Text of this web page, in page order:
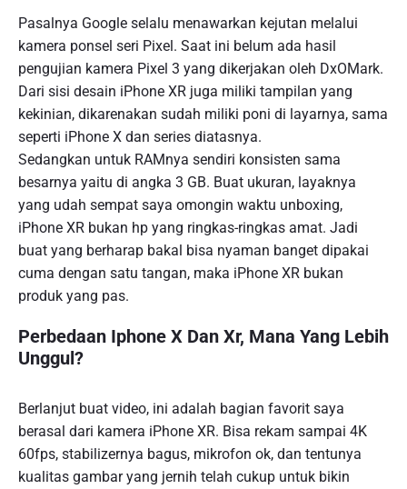
Pasalnya Google selalu menawarkan kejutan melalui
kamera ponsel seri Pixel. Saat ini belum ada hasil
pengujian kamera Pixel 3 yang dikerjakan oleh DxOMark.
Dari sisi desain iPhone XR juga miliki tampilan yang
kekinian, dikarenakan sudah miliki poni di layarnya, sama
seperti iPhone X dan series diatasnya.
Sedangkan untuk RAMnya sendiri konsisten sama
besarnya yaitu di angka 3 GB. Buat ukuran, layaknya
yang udah sempat saya omongin waktu unboxing,
iPhone XR bukan hp yang ringkas-ringkas amat. Jadi
buat yang berharap bakal bisa nyaman banget dipakai
cuma dengan satu tangan, maka iPhone XR bukan
produk yang pas.
Perbedaan Iphone X Dan Xr, Mana Yang Lebih
Unggul?
Berlanjut buat video, ini adalah bagian favorit saya
berasal dari kamera iPhone XR. Bisa rekam sampai 4K
60fps, stabilizernya bagus, mikrofon ok, dan tentunya
kualitas gambar yang jernih telah cukup untuk bikin